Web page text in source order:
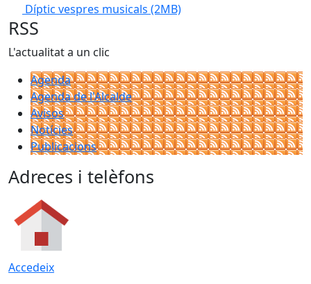
Díptic vespres musicals (2MB)
RSS
L'actualitat a un clic
Agenda
Agenda de l'Alcalde
Avisos
Notícies
Publicacions
Adreces i telèfons
Accedeix